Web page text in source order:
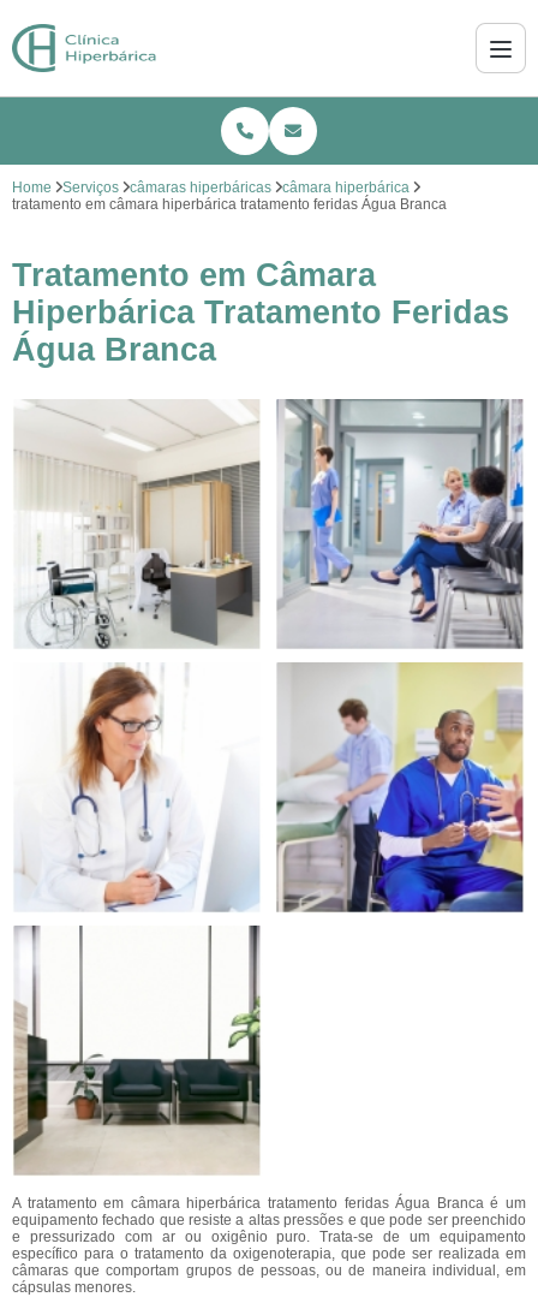
Home Serviços câmaras hiperbáricas
câmara hiperbárica
tratamento em câmara hiperbárica tratamento feridas Água Branca
Tratamento em Câmara
Hiperbárica Tratamento Feridas
Água Branca
A tratamento em câmara hiperbárica tratamento feridas Água Branca é um
equipamento fechado que resiste a altas pressões e que pode ser preenchido
e pressurizado com ar ou oxigênio puro. Trata-se de um equipamento
específico para o tratamento da oxigenoterapia, que pode ser realizada em
câmaras que comportam grupos de pessoas, ou de maneira individual, em
cápsulas menores.